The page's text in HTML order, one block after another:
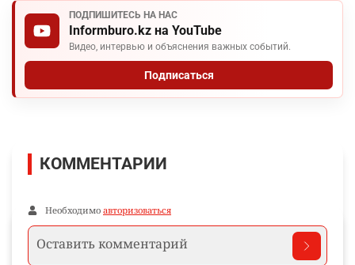
ПОДПИШИТЕСЬ НА НАС
Informburo.kz на YouTube
Видео, интервью и объяснения важных событий.
Подписаться
КОММЕНТАРИИ
Необходимо авторизоваться